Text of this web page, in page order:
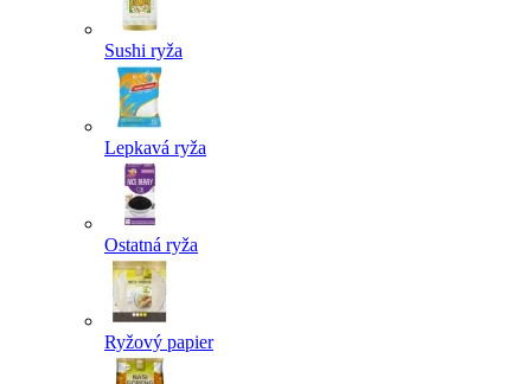
Sushi ryža
Lepkavá ryža
Ostatná ryža
Ryžový papier